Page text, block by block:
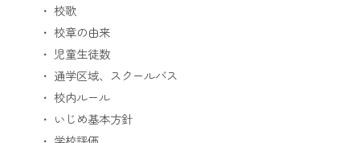
校歌
校章の由来
児童生徒数
通学区域、スクールバス
校内ルール
いじめ基本方針